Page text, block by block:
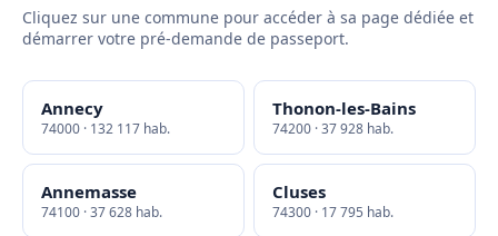
Cliquez sur une commune pour accéder à sa page dédiée et
démarrer votre pré-demande de passeport.
Annecy
74000 · 132 117 hab.
Thonon-les-Bains
74200 · 37 928 hab.
Annemasse
74100 · 37 628 hab.
Cluses
74300 · 17 795 hab.